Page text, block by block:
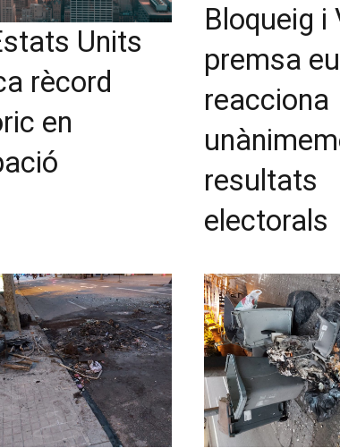
Units
rècord
en
Bloqueig i
premsa
reacciona
resultats
electorals